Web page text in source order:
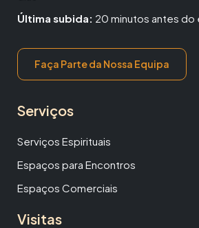
Última subida: 20 minutos antes do
Faça Parte da Nossa Equipa
Serviços
Serviços Espirituais
Espaços para Encontros
Espaços Comerciais
Visitas